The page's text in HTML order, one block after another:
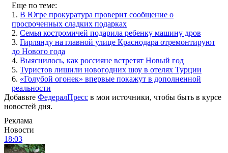
Еще по теме:
1. В Югре прокуратура проверит сообщение о
просроченных сладких подарках
2. Семья костромичей подарила ребенку машину дров
3. Гирлянду на главной улице Краснодара отремонтируют
до Нового года
4. Выяснилось, как россияне встретят Новый год
5. Туристов лишили новогодних шоу в отелях Турции
6. «Голубой огонек» впервые покажут в дополненной
реальности
Добавьте ФедералПресс в мои источники, чтобы быть в курсе
новостей дня.
Реклама
Новости
18:03